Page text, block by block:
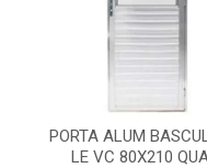
PORTA ALUM
LE VC 80X210